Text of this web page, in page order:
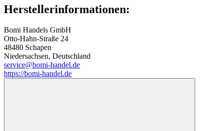
Herstellerinformationen:
Bomi Handels GmbH
Otto-Hahn-Straße 24
48480 Schapen
Niedersachsen, Deutschland
service@bomi-handel.de
https://bomi-handel.de